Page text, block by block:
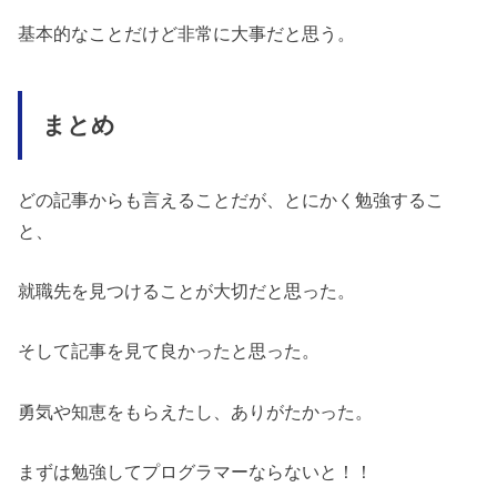
基本的なことだけど非常に大事だと思う。
まとめ
どの記事からも言えることだが、とにかく勉強するこ
と、
就職先を見つけることが大切だと思った。
そして記事を見て良かったと思った。
勇気や知恵をもらえたし、ありがたかった。
まずは勉強してプログラマーならないと！！